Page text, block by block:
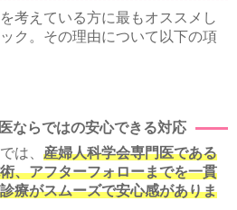
考えている方に最もオススメし
ク。その理由について以下の項
ならではの安心できる対応
は、 産婦人科学会専門医である
、アフターフォローまでを一貫
療がスムーズで安心感がありま